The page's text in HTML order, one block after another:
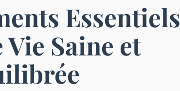
Essentiels
Saine et